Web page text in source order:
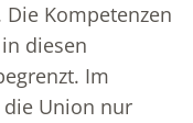
Kompetenzen
diesen
Im
die Union nur